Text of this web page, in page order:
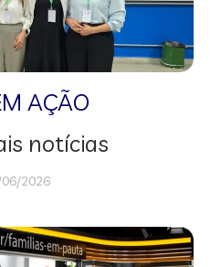
AÇÃO
notícias
2026